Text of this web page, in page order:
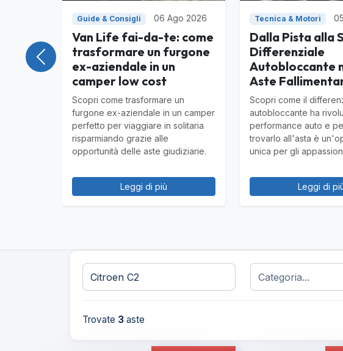
Guide & Consigli 06 Ago 2026
Van Life fai-da-te: come
trasformare un furgone
ex-aziendale in un
camper low cost
Scopri come trasformare un
furgone ex-aziendale in un camper
perfetto per viaggiare in solitaria
risparmiando grazie alle
opportunità delle aste giudiziarie.
Leggi di più
Tecnica & Motori
Dalla Pista alla
Differenziale
Autobloccante
Aste
Scopri come il
autobloccante ha
performance auto e
trovarlo all'asta è
unica per gli
Leggi di
Precedente
Trovate 3 aste